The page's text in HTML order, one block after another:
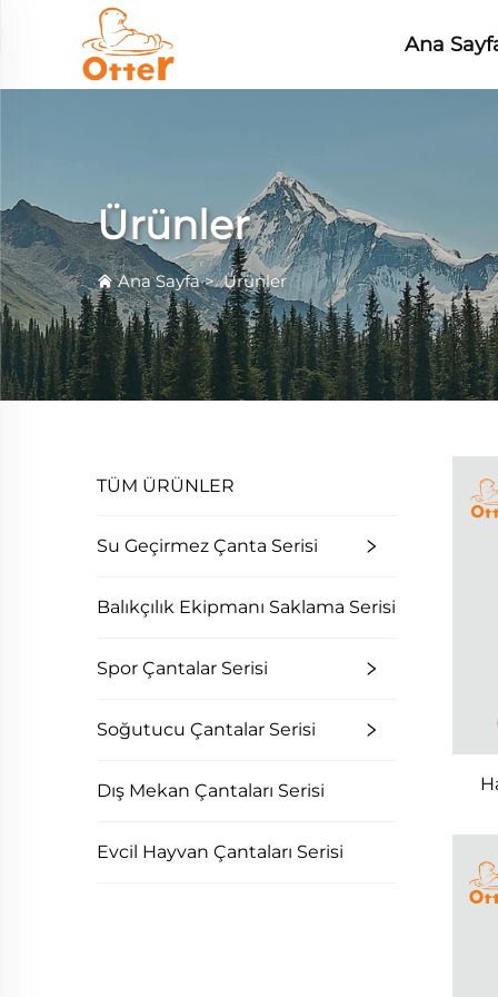
Ana
Ürünler
Ana Sayfa>Ürünler
TÜM ÜRÜNLER
Su Geçirmez Çanta Serisi
Balıkçılık Ekipmanı Saklama Serisi
Spor Çantalar Serisi
Soğutucu Çantalar Serisi
Dış Mekan Çantaları Serisi
Evcil Hayvan Çantaları Serisi